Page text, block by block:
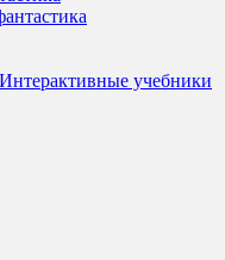
учебники